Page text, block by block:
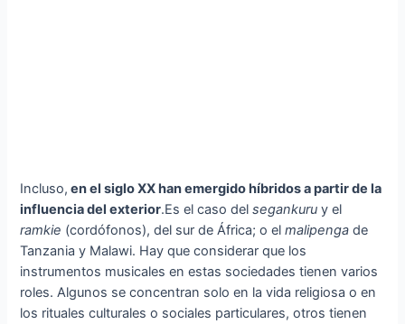
Incluso, en el siglo XX han emergido híbridos a partir de la
influencia del exterior.Es el caso delsegankuru y el
ramkie (cordófonos), del sur de África; o elmalipenga de
Tanzania y Malawi. Hay que considerar que los
instrumentos musicales en estas sociedades tienen varios
roles. Algunos se concentran solo en la vida religiosa o en
los rituales culturales o sociales particulares, otros tienen